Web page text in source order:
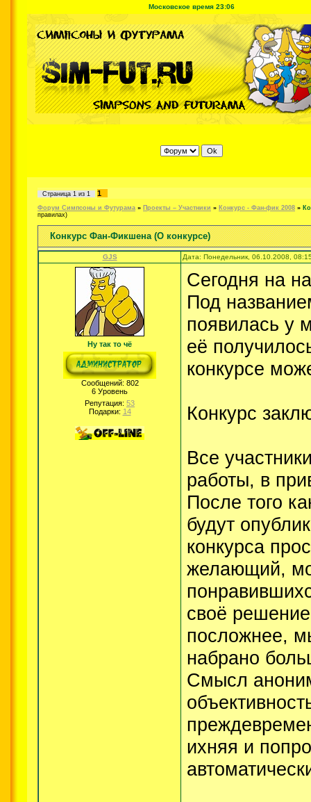
Московское время 23:06
Страница 1 из 1 1
Форум Симпсоны и Футурама » Проекты – Участники » Конкурс - Фан-фик 2008 »
правилах)
Конкурс Фан-Фикшена (О конкурсе)
GJS Дата: Понедельник, 06.10.2008,
Ну так то чё
Сообщений: 802
6 Уровень
Репутация: 53
Подарки: 14
Сегодня на
Под
появилась у
её
конкурсе
Конкурс
Все
работы, в
После того
будут
конкурса
желающий,
своё
посложнее,
набрано
Смысл
ихняя и